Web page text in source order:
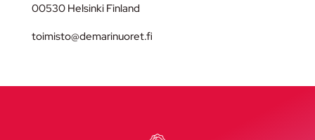
00530 Helsinki Finland
toimisto@demarinuoret.fi